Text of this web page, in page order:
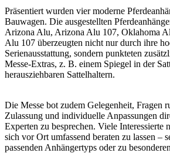
Präsentiert wurden vier moderne
Bauwagen. Die ausgestellten
Arizona Alu, Arizona Alu 107, Oklahoma
Alu 107 überzeugten nicht nur durch ihre
Serienausstattung, sondern punkteten
Messe-Extras, z. B. einem Spiegel in der
herausziehbaren Sattelhaltern.
Die Messe bot zudem Gelegenheit, Fragen
Zulassung und individuelle Anpassungen
Experten zu besprechen. Viele Interessierte
sich vor Ort umfassend beraten zu lassen –
passenden Anhängertyps oder zu besonderen